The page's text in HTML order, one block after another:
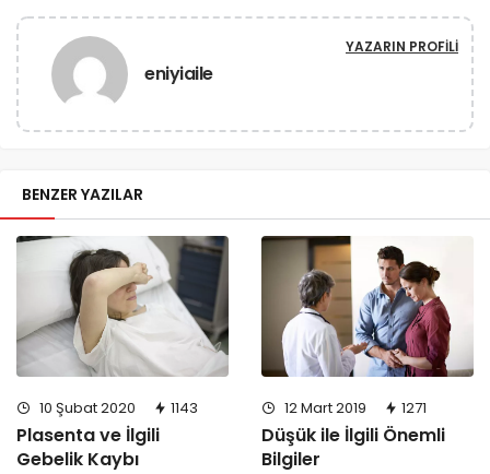
eniyiaile
YAZARIN PROFILI
BENZER YAZILAR
10 Şubat 2020 1143
Plasenta ve İlgili
Gebelik Kaybı
12 Mart 2019 1271
Düşük ile İlgili Önemli
Bilgiler